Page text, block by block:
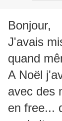
Bonjour,
J'avais
quand
A Noël
avec des
en free...